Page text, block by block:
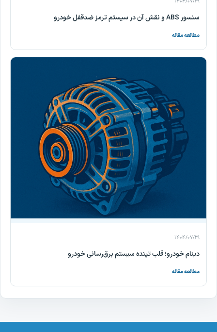
سنسور ABS و نقش آن در سیستم ترمز ضدقفل خودرو
مطالعه مقاله
۱۴۰۴/۰۷/۲۹
دینام خودرو؛ قلب تپنده سیستم برق‌رسانی خودرو
مطالعه مقاله